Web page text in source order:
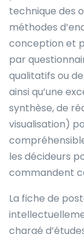
technique des
méthodes
conception et
par
qualitatifs ou
ainsi qu’une
synthèse, de
visualisation)
les décideurs
commandent
La fiche de
chargé